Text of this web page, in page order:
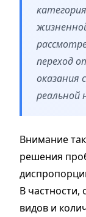
переход
оказания
реальной
Внимание
решения
В
видов и